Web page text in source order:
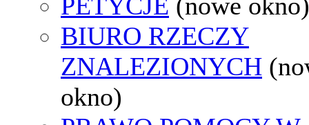
BIURO RZECZY
ZNALEZIONYCH
okno)